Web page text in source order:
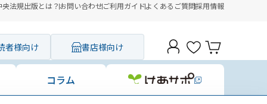
央法規出版とは？お問い合わせご利用ガイドよくあるご質問採用情報
者様向け 書店様向け
コラム